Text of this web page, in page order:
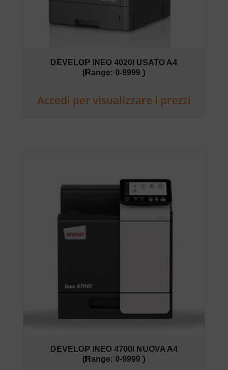
DEVELOP INEO 4020I USATO A4
(Range: 0-9999 )
Accedi per visualizzare i prezzi
DEVELOP INEO 4700I NUOVA A4
(Range: 0-9999 )